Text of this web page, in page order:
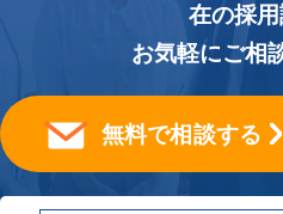
在の採
お気軽にご相
無料で相談する